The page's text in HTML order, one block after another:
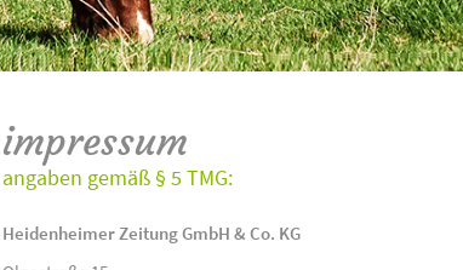
impressum
angaben gemäß § 5 TMG:
Heidenheimer Zeitung GmbH & Co. KG